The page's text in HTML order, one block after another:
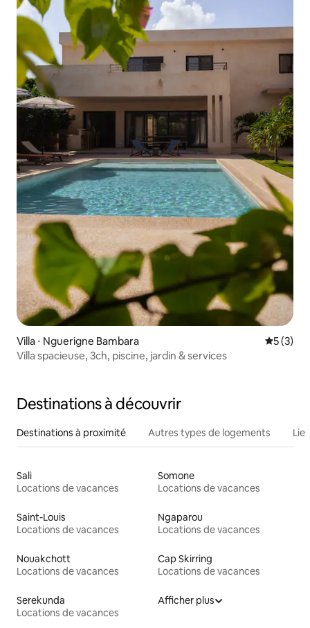
Villa ⋅ Nguerigne Bambara
5 (3)
Villa spacieuse, 3ch, piscine, jardin & services
Destinations à découvrir
Destinations à proximité Autres types de logements
Sali
Locations de vacances
Somone
Locations de vacances
Saint-Louis
Locations de vacances
Ngaparou
Locations de vacances
Nouakchott
Locations de vacances
Cap Skirring
Locations de vacances
Serekunda
Locations de vacances
Afficher plus